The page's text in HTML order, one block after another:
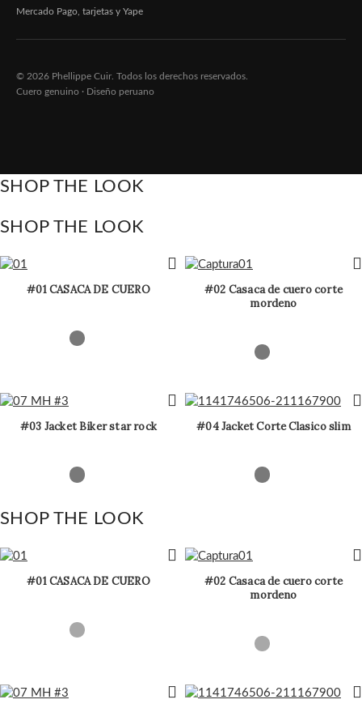
Mercado Pago, tarjetas y Yape
© 2026 Phellippe Cuir. Todos los derechos reservados.
Cuero genuino · Diseño peruano
SHOP THE LOOK
SHOP THE LOOK
#01 CASACA DE CUERO
#02 Casaca de cuero corte
mordeno
#03 Jacket Biker star rock #04 Jacket Corte Clasico slim
SHOP THE LOOK
#01 CASACA DE CUERO
#02 Casaca de cuero corte
mordeno